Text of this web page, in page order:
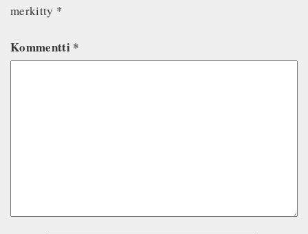
merkitty *
Kommentti *